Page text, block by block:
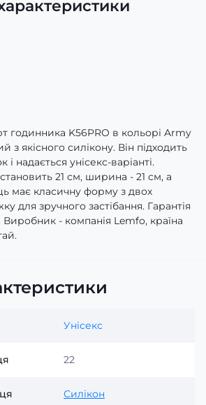
годинника K56PRO в кольорі Army
з якісного силікону. Він підходить
і надається унісекс-варіанті.
21 см, ширина - 21 см, а
має класичну форму з двох
для зручного застібання. Гарантія
Виробник - компанія Lemfo, країна
Унісекс
22
Силікон